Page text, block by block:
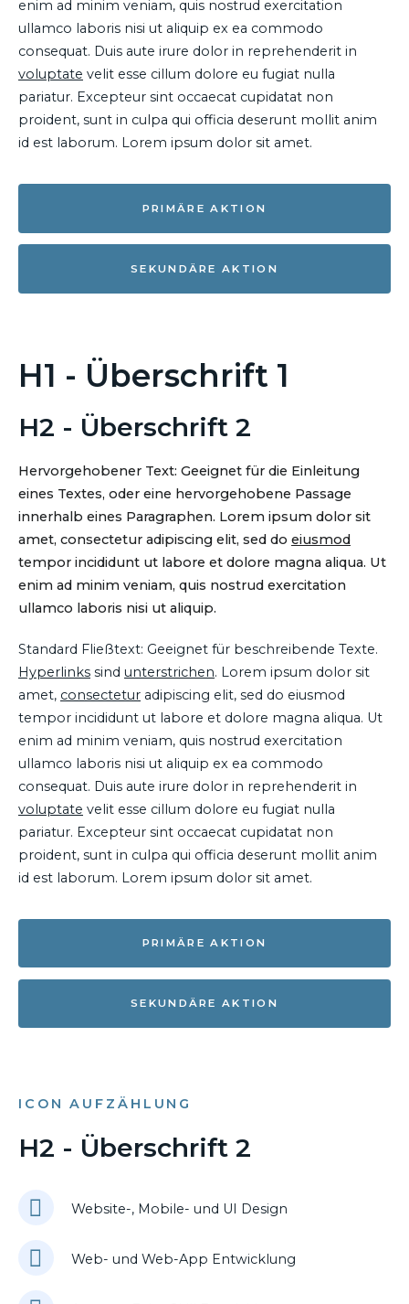
enim ad minim veniam, quis nostrud exercitation
ullamco laboris nisi ut aliquip ex ea commodo
consequat. Duis aute irure dolor in reprehenderit in
voluptate velit esse cillum dolore eu fugiat nulla
pariatur. Excepteur sint occaecat cupidatat non
proident, sunt in culpa qui officia deserunt mollit anim
id est laborum. Lorem ipsum dolor sit amet.
PRIMÄRE AKTION
SEKUNDÄRE AKTION
H1 - Überschrift 1
H2 - Überschrift 2
Hervorgehobener Text: Geeignet für die Einleitung
eines Textes, oder eine hervorgehobene Passage
innerhalb eines Paragraphen. Lorem ipsum dolor sit
amet, consectetur adipiscing elit, sed do eiusmod
tempor incididunt ut labore et dolore magna aliqua. Ut
enim ad minim veniam, quis nostrud exercitation
ullamco laboris nisi ut aliquip.
Standard Fließtext: Geeignet für beschreibende Texte.
Hyperlinks sind unterstrichen. Lorem ipsum dolor sit
amet, consectetur adipiscing elit, sed do eiusmod
tempor incididunt ut labore et dolore magna aliqua. Ut
enim ad minim veniam, quis nostrud exercitation
ullamco laboris nisi ut aliquip ex ea commodo
consequat. Duis aute irure dolor in reprehenderit in
voluptate velit esse cillum dolore eu fugiat nulla
pariatur. Excepteur sint occaecat cupidatat non
proident, sunt in culpa qui officia deserunt mollit anim
id est laborum. Lorem ipsum dolor sit amet.
PRIMÄRE AKTION
SEKUNDÄRE AKTION
ICON AUFZÄHLUNG
H2 - Überschrift 2
Website-, Mobile- und UI Design
Web- und Web-App Entwicklung